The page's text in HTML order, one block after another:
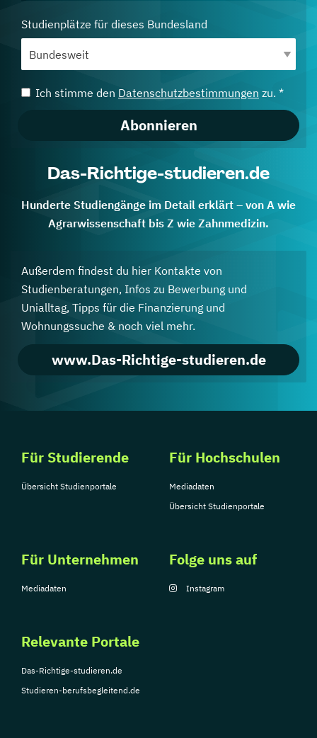
Studienplätze für dieses Bundesland
Ich stimme den Datenschutzbestimmungen zu. *
Abonnieren
Das-Richtige-studieren.de
Hunderte Studiengänge im Detail erklärt – von A wie
Agrarwissenschaft bis Z wie Zahnmedizin.
Außerdem findest du hier Kontakte von
Studienberatungen, Infos zu Bewerbung und
Unialltag, Tipps für die Finanzierung und
Wohnungssuche & noch viel mehr.
www.Das-Richtige-studieren.de
Für Studierende
Übersicht Studienportale
Für Hochschulen
Mediadaten
Übersicht Studienportale
Für Unternehmen
Mediadaten
Relevante Portale
Das-Richtige-studieren.de
Studieren-berufsbegleitend.de
Folge uns auf
Instagram